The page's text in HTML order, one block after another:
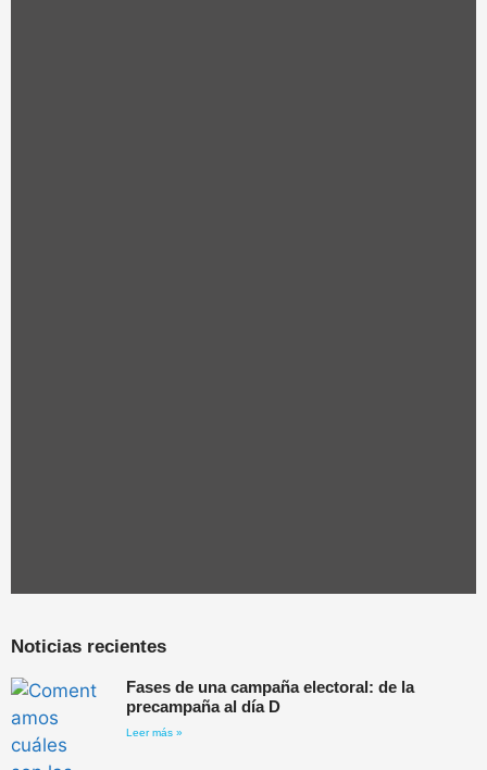
Noticias recientes
Fases de una campaña electoral: de la
precampaña al día D
Leer más »